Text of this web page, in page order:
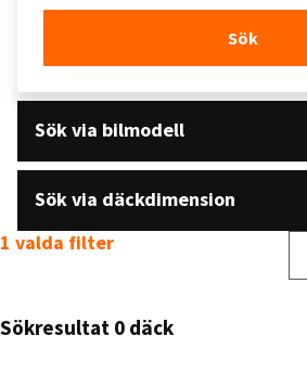
Sök
Sök via bilmodell
Sök via däckdimension
Sökresultat 0 däck
1 valda filter